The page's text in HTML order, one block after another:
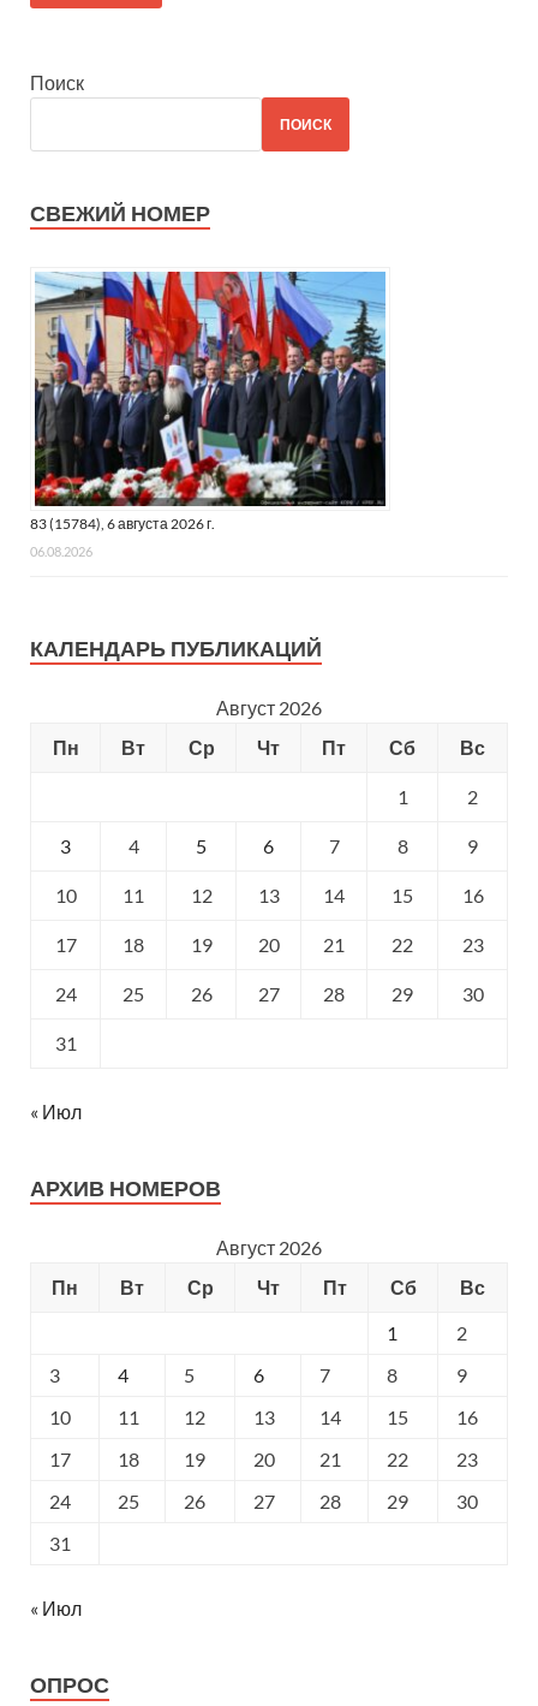
Поиск
ПОИСК
СВЕЖИЙ НОМЕР
83 (15784), 6 августа 2026 г.
06.08.2026
КАЛЕНДАРЬ ПУБЛИКАЦИЙ
Август 2026
Пн
Вт Ср Чт Пт Сб Вс
1 2
3 4 5 6 7 8 9
10 11 12 13 14 15 16
17 18 19 20 21 22 23
24 25 26 27 28 29 30
31
« Июл
АРХИВ НОМЕРОВ
Август 2026
Пн
Вт Ср Чт Пт Сб
Вс
1
2
3
4 5 6 7 8
9
10
11 12 13 14 15
16
17
18 19 20 21 22
23
24
25 26 27 28 29
30
31
« Июл
ОПРОС